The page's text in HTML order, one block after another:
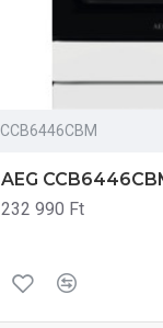
CCB6446CBM
AEG
232 990 Ft